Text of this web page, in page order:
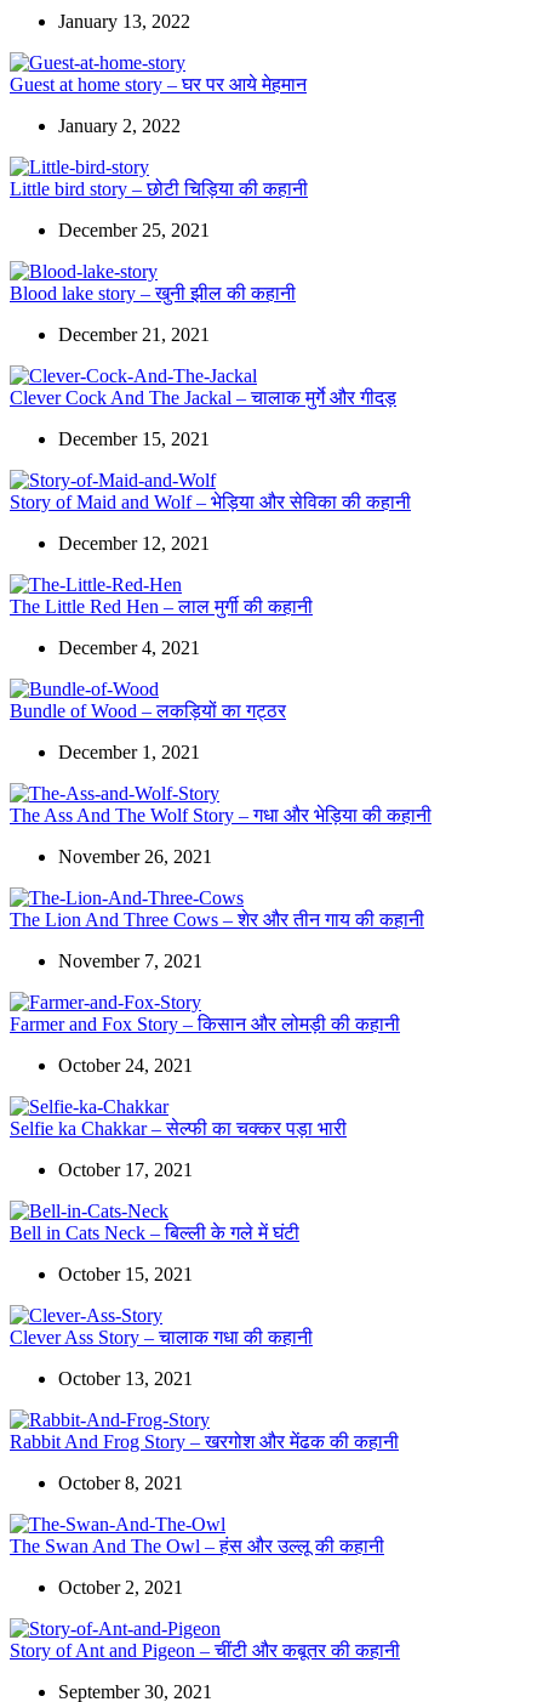
January 13, 2022
Guest at home story – घर पर आये मेहमान
January 2, 2022
Little bird story – छोटी चिड़िया की कहानी
December 25, 2021
Blood lake story – खुनी झील की कहानी
December 21, 2021
Clever Cock And The Jackal – चालाक मुर्गे और गीदड़
December 15, 2021
Story of Maid and Wolf – भेड़िया और सेविका की कहानी
December 12, 2021
The Little Red Hen – लाल मुर्गी की कहानी
December 4, 2021
Bundle of Wood – लकड़ियों का गट्ठर
December 1, 2021
The Ass And The Wolf Story – गधा और भेड़िया की कहानी
November 26, 2021
The Lion And Three Cows – शेर और तीन गाय की कहानी
November 7, 2021
Farmer and Fox Story – किसान और लोमड़ी की कहानी
October 24, 2021
Selfie ka Chakkar – सेल्फी का चक्कर पड़ा भारी
October 17, 2021
Bell in Cats Neck – बिल्ली के गले में घंटी
October 15, 2021
Clever Ass Story – चालाक गधा की कहानी
October 13, 2021
Rabbit And Frog Story – खरगोश और मेंढक की कहानी
October 8, 2021
The Swan And The Owl – हंस और उल्लू की कहानी
October 2, 2021
Story of Ant and Pigeon – चींटी और कबूतर की कहानी
September 30, 2021